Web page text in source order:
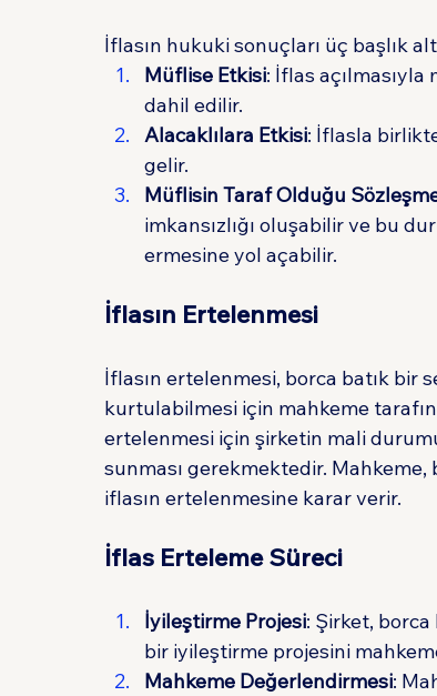
İflasın hukuki sonuçları üç başlık
Müflise Etkisi: İflas
dahil edilir.
Alacaklılara Etkisi: İflasla
gelir.
Müflisin Taraf Olduğu
imkansızlığı oluşabilir ve bu
ermesine yol açabilir.
İflasın Ertelenmesi
İflasın ertelenmesi, borca batık bir
kurtulabilmesi için mahkeme
ertelenmesi için şirketin mali
sunması gerekmektedir.
iflasın ertelenmesine karar verir.
İflas Erteleme Süreci
İyileştirme Projesi: Şirket,
bir iyileştirme projesini
Mahkeme Değerlendirmesi: